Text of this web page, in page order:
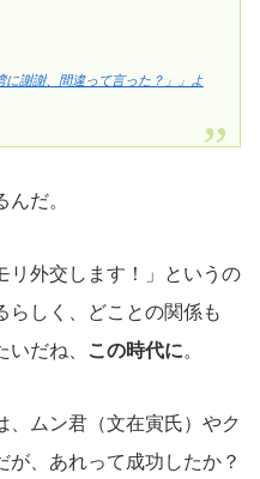
謝謝、間違って言った？」」よ
だ。
リ外交します！」というの
らしく、どことの関係も
いだね、
この時代に。
、ムン君（文在寅氏）やク
が、あれって成功したか？